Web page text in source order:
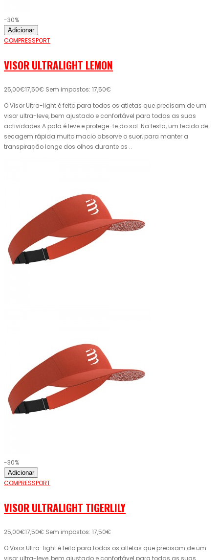
-30%
Adicionar
COMPRESSPORT
VISOR ULTRALIGHT LEMON
25,00€17,50€ Sem impostos: 17,50€
O Visor Ultra-light é feito para todos os atletas que precisam de um
visor ultra-leve, bem ajustado e confortável para todas as suas
actividades.A pala é leve e protege-te do sol. Na testa, um tecido de
secagem rápida muito macio absorve o suor, para manter a
transpiração longe dos olhos durante os ..
-30%
Adicionar
COMPRESSPORT
VISOR ULTRALIGHT TIGERLILY
25,00€17,50€ Sem impostos: 17,50€
O Visor Ultra-light é feito para todos os atletas que precisam de um